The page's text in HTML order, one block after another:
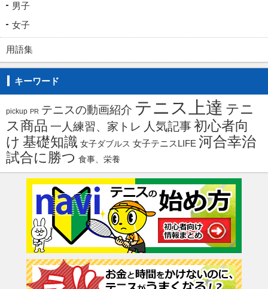
男子
女子
用語集
キーワード
pickup PR テニスの動画紹介 テニス上達 テニ
ス商品 一人練習、家トレ 人気記事初心者向
け 基礎知識 女子ダブルス 女子テニスLIFE 河合幸治
試合に勝つ 食事、栄養